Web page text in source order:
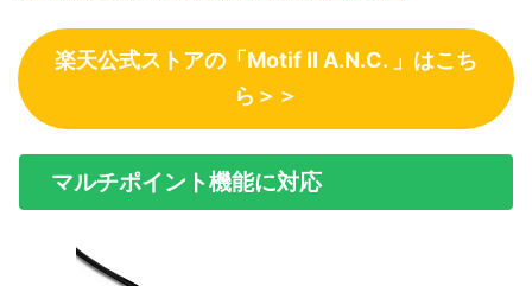
楽天公式ストアの「Motif Ⅱ A.N.C. 」はこち
ら＞＞
マルチポイント機能に対応